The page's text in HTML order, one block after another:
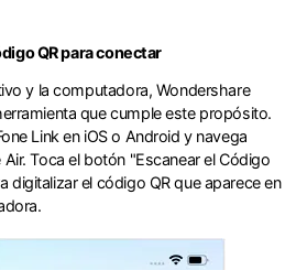
QR para conectar󠀲󠀩󠀧󠀢󠀨󠀣󠀨󠀩󠀳
y la computadora, Wondershare
que cumple este propósito.󠀲󠀩󠀧󠀢󠀨󠀣󠀩󠀠󠀳󠀰
Link en iOS o Android y navega
Air.󠀲󠀩󠀧󠀢󠀨󠀣󠀩󠀡󠀳󠀰 Toca el botón "Escanear el Código
digitalizar el código QR que aparece en